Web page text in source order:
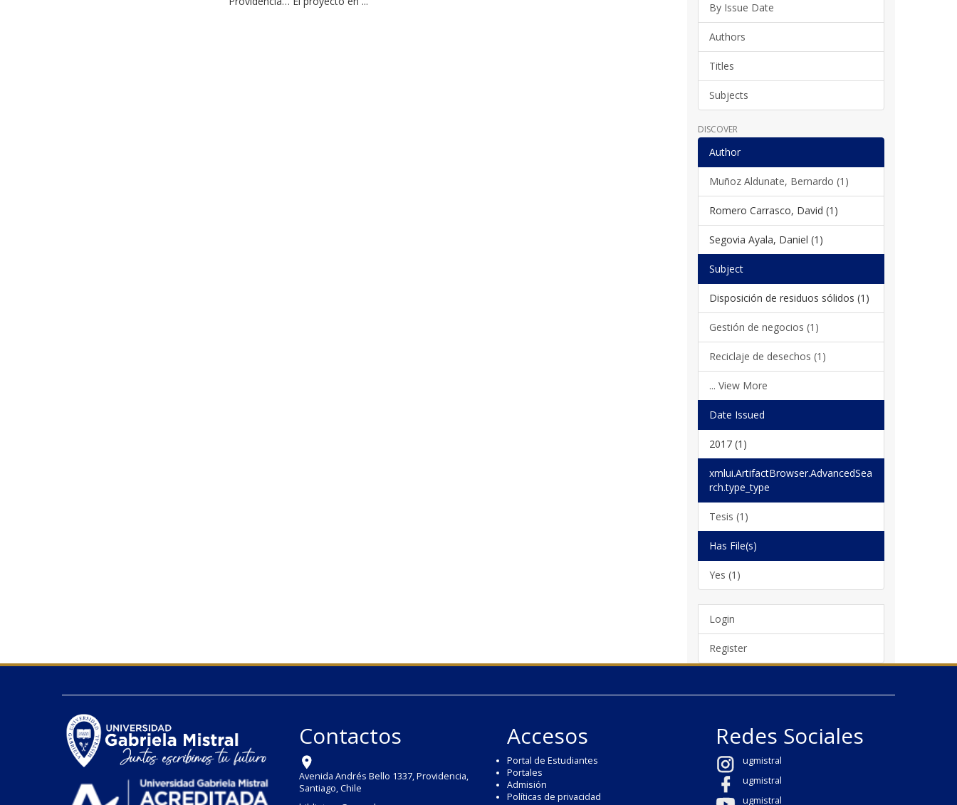
By Issue Date
Authors
Titles
Subjects
DISCOVER
Author
Muñoz Aldunate, Bernardo (1)
Romero Carrasco, David (1)
Segovia Ayala, Daniel (1)
Subject
Disposición de residuos sólidos (1)
Gestión de negocios (1)
Reciclaje de desechos (1)
... View More
Date Issued
2017 (1)
xmlui.ArtifactBrowser.AdvancedSea
rch.type_type
Tesis (1)
Has File(s)
Yes (1)
Login
Register
Contactos
Avenida Andrés Bello 1337, Providencia,
Santiago, Chile
Accesos
Portal de Estudiantes
Portales
Admisión
Políticas de privacidad
Redes Sociales
ugmistral
ugmistral
ugmistral